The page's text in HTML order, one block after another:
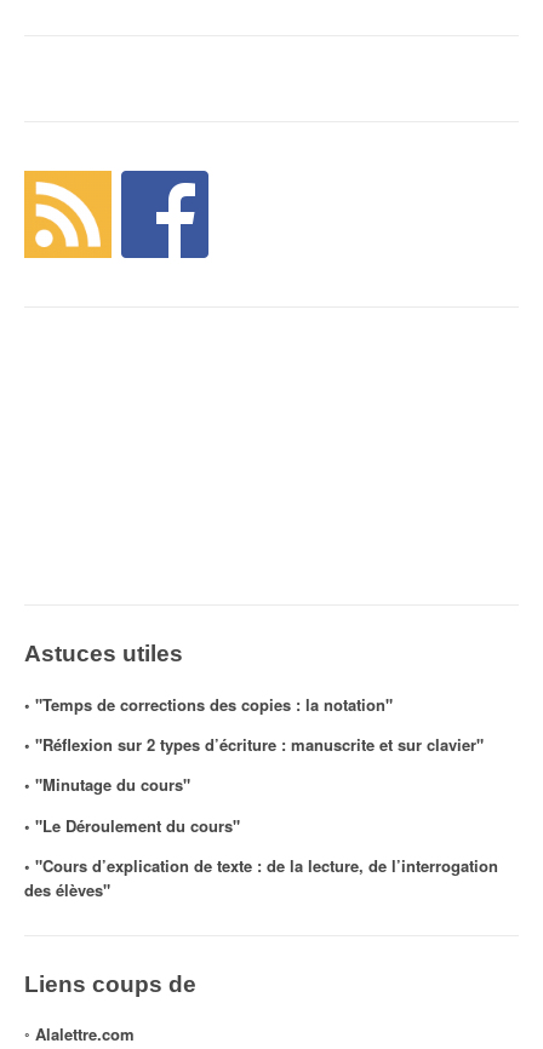
Astuces utiles
◦ "Temps de corrections des copies : la notation"
◦ "Réflexion sur 2 types d’écriture : manuscrite et sur clavier"
◦ "Minutage du cours"
◦ "Le Déroulement du cours"
◦ "Cours d’explication de texte : de la lecture, de l’interrogation
des élèves"
Liens coups de
◦ Alalettre.com